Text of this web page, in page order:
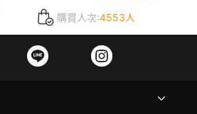
購買人次:4553人